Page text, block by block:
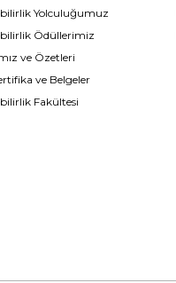
Yolculuğumuz
Ödüllerimiz
ve Özetleri
ve Belgeler
Fakültesi